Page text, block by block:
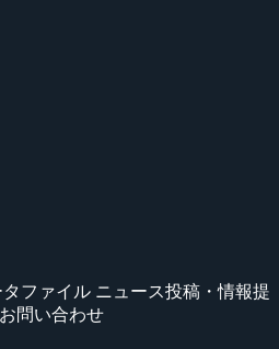
タファイル ニュース投稿・情報提
お問い合わせ